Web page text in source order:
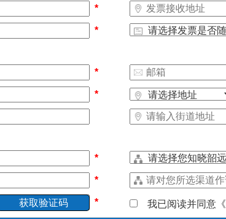
*
*
*
*
*
*
* 我已阅读并同意《